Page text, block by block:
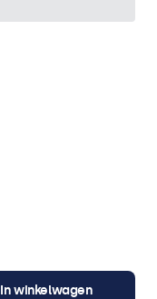
In winkelwagen